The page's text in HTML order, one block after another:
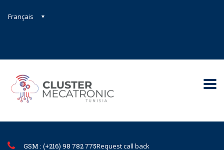
Français
GSM : (+216) 98 782 775Request call back